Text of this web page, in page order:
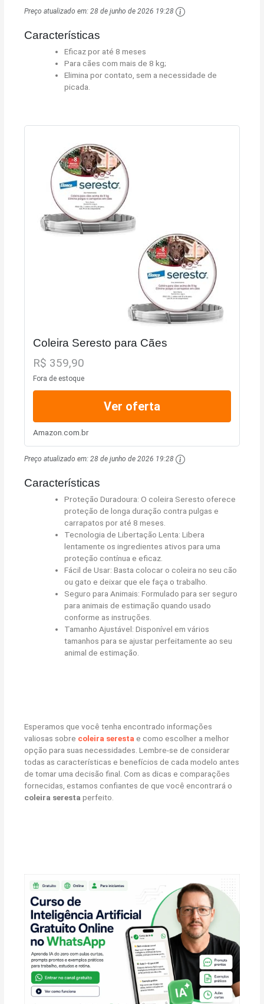
Preço atualizado em:28 de junho de 2026 19:28
Características
Eficaz por até 8 meses
Para cães com mais de 8 kg;
Elimina por contato, sem a necessidade de
picada.
Coleira Seresto para Cães
R$ 359,90
Fora de estoque
Ver oferta
Amazon.com.br
Preço atualizado em:28 de junho de 2026 19:28
Características
Proteção Duradoura: O coleira Seresto oferece
proteção de longa duração contra pulgas e
carrapatos por até 8 meses.
Tecnologia de Libertação Lenta: Libera
lentamente os ingredientes ativos para uma
proteção contínua e eficaz.
Fácil de Usar: Basta colocar o coleira no seu cão
ou gato e deixar que ele faça o trabalho.
Seguro para Animais: Formulado para ser seguro
para animais de estimação quando usado
conforme as instruções.
Tamanho Ajustável: Disponível em vários
tamanhos para se ajustar perfeitamente ao seu
animal de estimação.
Esperamos que você tenha encontrado informações
valiosas sobre coleira seresta e como escolher a melhor
opção para suas necessidades. Lembre-se de considerar
todas as características e benefícios de cada modelo antes
de tomar uma decisão final. Com as dicas e comparações
fornecidas, estamos confiantes de que você encontrará o
coleira seresta perfeito.